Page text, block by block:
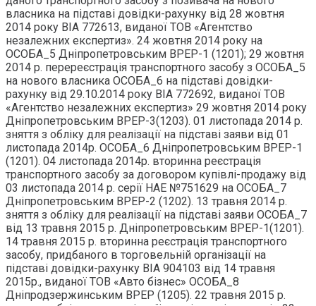
власника на підставі довідки-рахунку від 28 жовтня
2014 року ВІА 772613, виданої TOB «Агентство
незалежних експертиз». 24 жовтня 2014 року на
ОСОБА_5 Дніпропетровським ВРЕР-1 (1201); 29 жовтня
2014 р. перереєстрація транспортного засобу з ОСОБА_5
на нового власника ОСОБА_6 на підставі довідки-
рахунку від 29.10.2014 року ВІА 772692, виданої TOB
«Агентство незалежних експертиз» 29 жовтня 2014 року
Дніпропетровським ВРЕР-3(1203). 01 листопада 2014 р.
зняття з обліку для реалізації на підставі заяви від 01
листопада 2014р. ОСОБА_6 Дніпропетровським ВРЕР-1
(1201). 04 листопада 2014р. вторинна реєстрація
транспортного засобу за договором купівлі-продажу від
03 листопада 2014 р. серії НАЕ №751629 на ОСОБА_7
Дніпропетровським ВРЕР-2 (1202). 13 травня 2014 р.
зняття з обліку для реалізації на підставі заяви ОСОБА_7
від 13 травня 2015 р. Дніпропетровським ВРЕР-1(1201).
14 травня 2015 р. вторинна реєстрація транспортного
засобу, придбаного в торговельній організації на
підставі довідки-рахунку ВІА 904103 від 14 травня
2015р., виданої TOB «Авто бізнес» ОСОБА_8
Дніпродзержинським ВРЕР (1205). 22 травня 2015 р.